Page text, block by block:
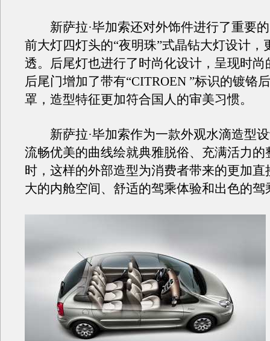
新萨拉·毕加索还对外饰件进行了重要的
前大灯四灯头的“夜明珠”式晶钻大灯设计，
透。后尾灯也进行了时尚化设计，呈现时尚
后尾门增加了带有“CITROEN ”标识的镀铬
罩，造型特征更加符合国人的审美习惯。
新萨拉·毕加索作为一款外观水滴造型设
流畅优美的曲线绘就典雅脱俗、充满活力的
时，这样的外部造型为消费者带来的更加直
大的内舱空间、舒适的驾乘体验和出色的驾